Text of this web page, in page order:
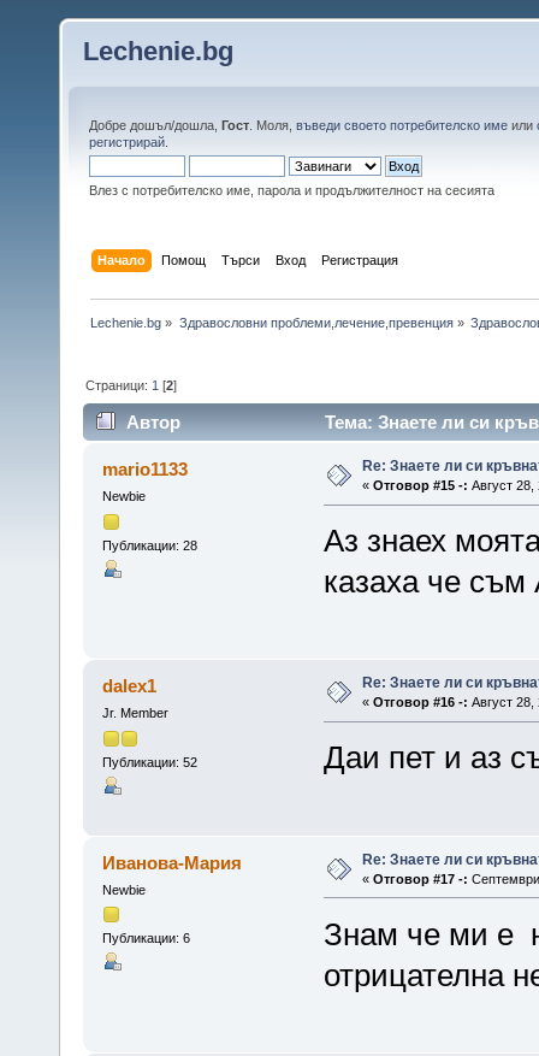
Lechenie.bg
Добре дошъл/дошла, Гост . Моля, въведи своето потребителско име или
регистрирай
Влез с потребителско име, парола и продължителност на сесията
Начало Помощ Търси Вход Регистрация
Lechenie.bg » Здравословни проблеми,лечение,превенция»
Страници: 1 [2]
Автор Тема: Знаете ли си
mario1133
Newbie
Публикации: 28
Re: Знаете ли си
« Отговор #15 -: Август
Аз знаех
казаха че
dalex1
Jr. Member
Публикации: 52
Re: Знаете ли си
« Отговор #16 -: Август
Даи пет и аз
Иванова-Мария
Newbie
Публикации: 6
Re: Знаете ли си
« Отговор #17 -:
Знам че ми е
отрицателна